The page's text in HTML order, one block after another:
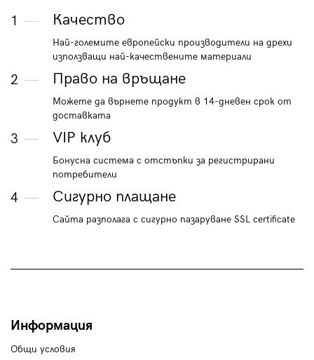
1 Качество
Най-големите европейски производители на дрехи
използващи най-качествените материали
2 Право на връщане
Можете да върнете продукт в 14-дневен срок от
доставката
3 VIP клуб
Бонусна система с отстъпки за регистрирани
потребители
4 Сигурно плащане
Сайта разполага с сигурно пазаруване SSL certificate
Информация
Общи условия